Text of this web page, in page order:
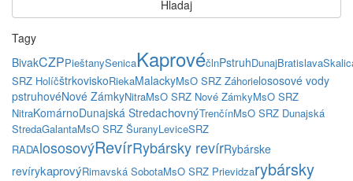
Hladaj
Tagy
BivakCZPPieštanySenicaKaprovéčlnPstruhDunajBratislava
SRZ HolíčštrkoviskoRiekaMalackyMsO SRZ Záhorielososové vody
pstruhovéNové ZámkyNitraMsO SRZ Nové ZámkyMsO SRZ
NitraKomárnoDunajská StredachovnýTrenčínMsO SRZ Dunajská
StredaGalantaMsO SRZ ŠuranyLeviceSRZ
RADAlososovýRevírRybársky revírRybárske
revírykaprovýRimavská SobotaMsO SRZ Prievidzarybársky